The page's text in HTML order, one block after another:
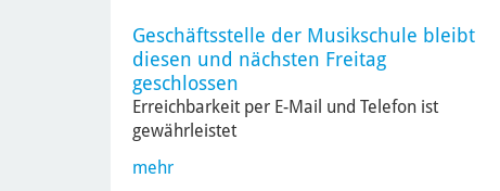
Geschäftsstelle der Musikschule bleibt
diesen und nächsten Freitag
geschlossen
Erreichbarkeit per E-Mail und Telefon ist
gewährleistet
mehr